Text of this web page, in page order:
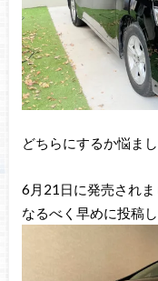
どちらにするか悩まし
6月21日に発売されま
なるべく早めに投稿